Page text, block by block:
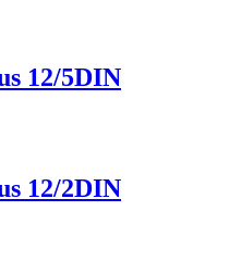
12/5DIN
12/2DIN